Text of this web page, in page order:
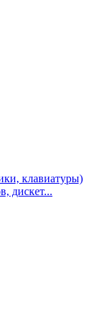
клавиатуры)
дискет...